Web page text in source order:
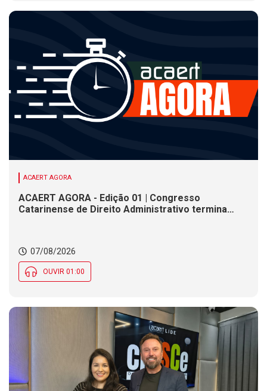
ACAERT AGORA
ACAERT AGORA - Edição 01 | Congresso
Catarinense de Direito Administrativo termina
mantém em parte de SC
07/08/2026
OUVIR 01:00